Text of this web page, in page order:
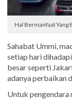
Hal Bermanfaat Yang
Sahabat Ummi,
setiap hari
besar seperti
adanya perbaikan
Untuk pengendara